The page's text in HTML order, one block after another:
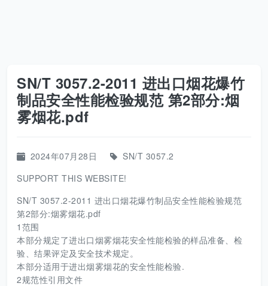
SN/T 3057.2-2011 进出口烟花爆竹
制品安全性能检验规范 第2部分:烟
雾烟花.pdf
2024年07月28日
SN/T 3057.2
SUPPORT THIS WEBSITE!
SN/T 3057.2-2011 进出口烟花爆竹制品安全性能检验规范
第2部分:烟雾烟花.pdf
1范围
本部分规定了进出口烟雾烟花安全性能检验的样品准备、检
验、结果评定及安全技术规定。
本部分适用于进出烟雾烟花的安全性能检验.
2规范性引用文件